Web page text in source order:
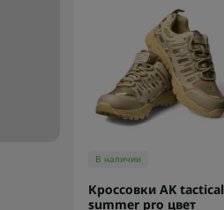
В наличии
Кроссовки AK tactical
summer pro цвет